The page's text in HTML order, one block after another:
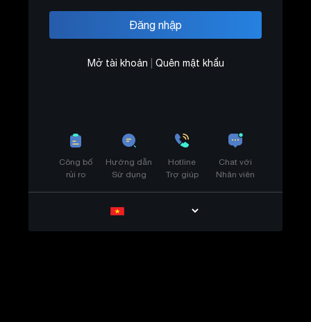
Mở tài khoản Quên mật khẩu
Công bố
rủi ro
Hướng dẫn
Sử dụng
Hotline
Trợ giúp
Chat với
Nhân viên